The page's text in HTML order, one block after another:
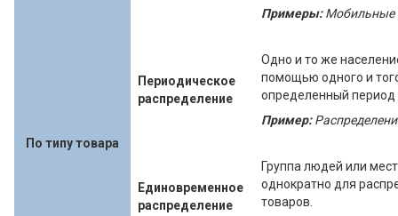
Примеры: Мобильные
По типу товара
Периодическое
распределение
Одно и то же
помощью одного и
определенный период
Пример:
Единовременное
распределение
Группа людей или
однократно для
товаров.